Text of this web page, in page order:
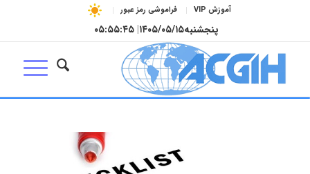
آموزش VIP فراموشی رمز عبور
پنجشنبه۱۴۰۵/۰۵/۱۵| ۰۵:۵۵:۴۶